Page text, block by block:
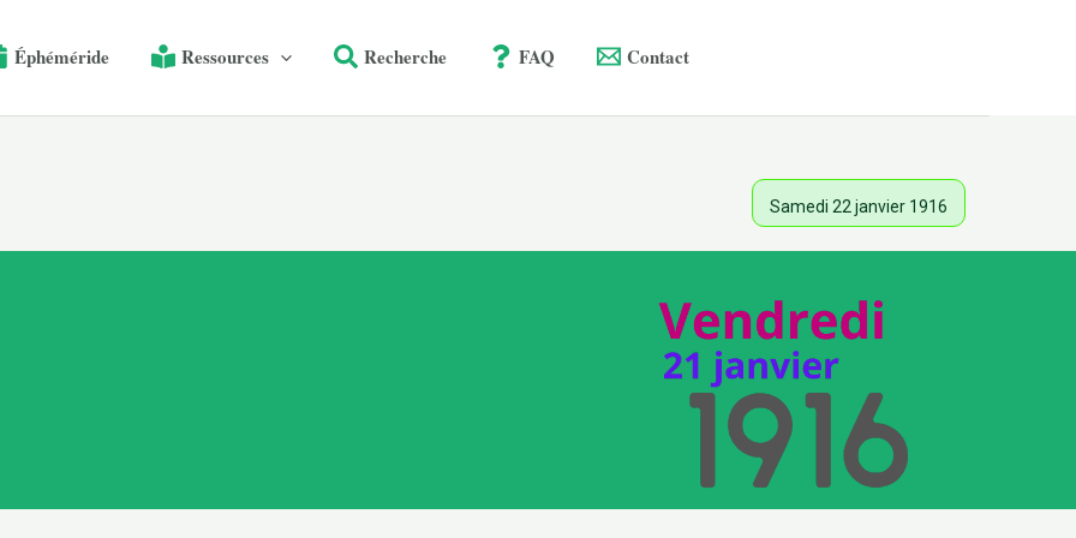
Éphéméride Ressources Recherche FAQ Contact
Samedi 22 janvier 1916